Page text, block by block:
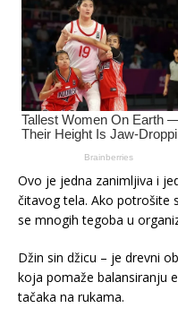
Ovo je jedna zanimljiva i
čitavog tela. Ako potrošite
se mnogih tegoba u
Džin sin džicu – je drevni
koja pomaže balansiranju
tačaka na rukama.